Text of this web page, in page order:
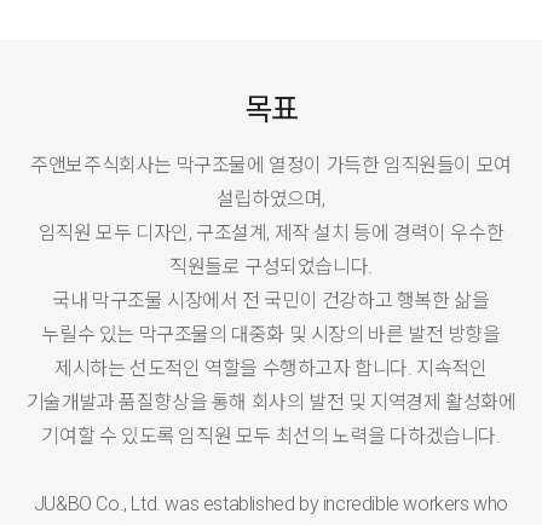
목표
주앤보주식회사는 막구조물에 열정이 가득한 임직원들이 모여
설립하였으며,
임직원 모두 디자인, 구조설계, 제작 설치 등에 경력이 우수한
직원들로 구성되었습니다.
국내 막구조물 시장에서 전 국민이 건강하고 행복한 삶을
누릴수 있는 막구조물의 대중화 및 시장의 바른 발전 방향을
제시하는 선도적인 역할을 수행하고자 합니다. 지속적인
기술개발과 품질향상을 통해 회사의 발전 및 지역경제 활성화에
기여할 수 있도록 임직원 모두 최선의 노력을 다하겠습니다.
JU&BO Co., Ltd. was established by incredible workers who